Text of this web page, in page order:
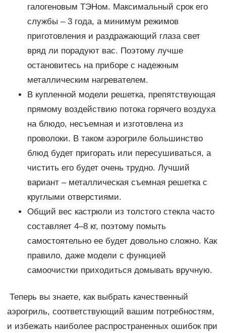
галогеновым ТЭНом. Максимальный срок его
службы – 3 года, а минимум режимов
приготовления и раздражающий глаза свет
вряд ли порадуют вас. Поэтому лучше
остановитесь на приборе с надежным
металлическим нагревателем.
В купленной модели решетка, препятствующая
прямому воздействию потока горячего воздуха
на блюдо, несъемная и изготовлена из
проволоки. В таком аэрогриле большинство
блюд будет пригорать или пересушиваться, а
чистить его будет очень трудно. Лучший
вариант – металлическая съемная решетка с
круглыми отверстиями.
Общий вес кастрюли из толстого стекла часто
составляет 4–8 кг, поэтому помыть
самостоятельно ее будет довольно сложно. Как
правило, даже модели с функцией
самоочистки приходиться домывать вручную.
Теперь вы знаете, как выбрать качественный
аэрогриль, соответствующий вашим потребностям,
и избежать наиболее распространенных ошибок при